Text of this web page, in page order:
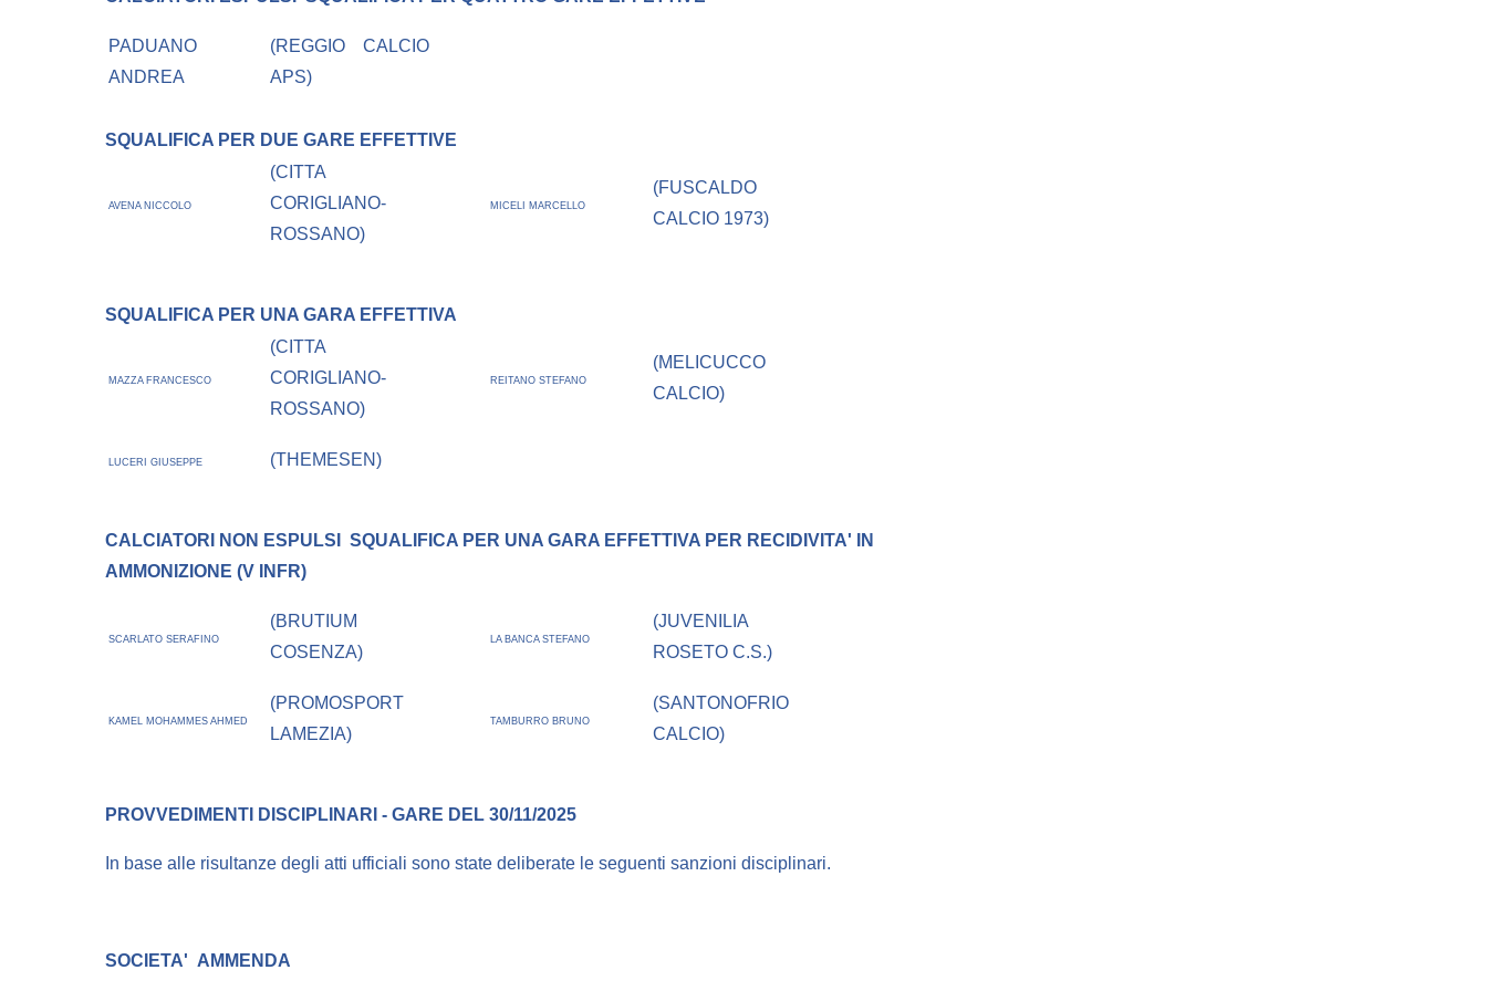
PADUANO
ANDREA
(REGGIO CALCIO
APS)
SQUALIFICA PER DUE GARE EFFETTIVE
AVENA NICCOLO
(CITTA
CORIGLIANO-
ROSSANO)
MICELI MARCELLO
(FUSCALDO
CALCIO 1973)
SQUALIFICA PER UNA GARA EFFETTIVA
MAZZA FRANCESCO
(CITTA
CORIGLIANO-
ROSSANO)
REITANO STEFANO
(MELICUCCO
CALCIO)
LUCERI GIUSEPPE (THEMESEN)
CALCIATORI NON ESPULSI
SQUALIFICA PER UNA GARA EFFETTIVA PER RECIDIVITA' IN
AMMONIZIONE (V INFR)
SCARLATO SERAFINO
(BRUTIUM
COSENZA)
LA BANCA STEFANO
(JUVENILIA
ROSETO C.S.)
KAMEL MOHAMMES AHMED
(PROMOSPORT
LAMEZIA)
TAMBURRO BRUNO
(SANTONOFRIO
CALCIO)
PROVVEDIMENTI DISCIPLINARI - GARE DEL 30/11/2025
In base alle risultanze degli atti ufficiali sono state deliberate le seguenti sanzioni disciplinari.
SOCIETA' AMMENDA